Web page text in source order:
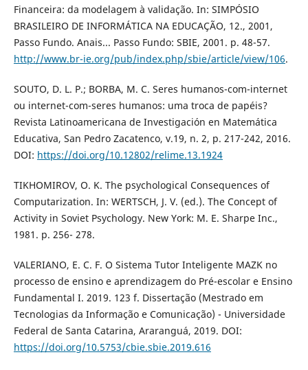
Financeira: da modelagem à validação. In: SIMPÓSIO
BRASILEIRO DE INFORMÁTICA NA EDUCAÇÃO, 12., 2001,
Passo Fundo. Anais... Passo Fundo: SBIE, 2001. p. 48-57.
http://www.br-ie.org/pub/index.php/sbie/article/view/106.
SOUTO, D. L. P.; BORBA, M. C. Seres humanos-com-internet
ou internet-com-seres humanos: uma troca de papéis?
Revista Latinoamericana de Investigación en Matemática
Educativa, San Pedro Zacatenco, v.19, n. 2, p. 217-242, 2016.
DOI: https://doi.org/10.12802/relime.13.1924
TIKHOMIROV, O. K. The psychological Consequences of
Computarization. In: WERTSCH, J. V. (ed.). The Concept of
Activity in Soviet Psychology. New York: M. E. Sharpe Inc.,
1981. p. 256- 278.
VALERIANO, E. C. F. O Sistema Tutor Inteligente MAZK no
processo de ensino e aprendizagem do Pré-escolar e Ensino
Fundamental I. 2019. 123 f. Dissertação (Mestrado em
Tecnologias da Informação e Comunicação) - Universidade
Federal de Santa Catarina, Araranguá, 2019. DOI:
https://doi.org/10.5753/cbie.sbie.2019.616